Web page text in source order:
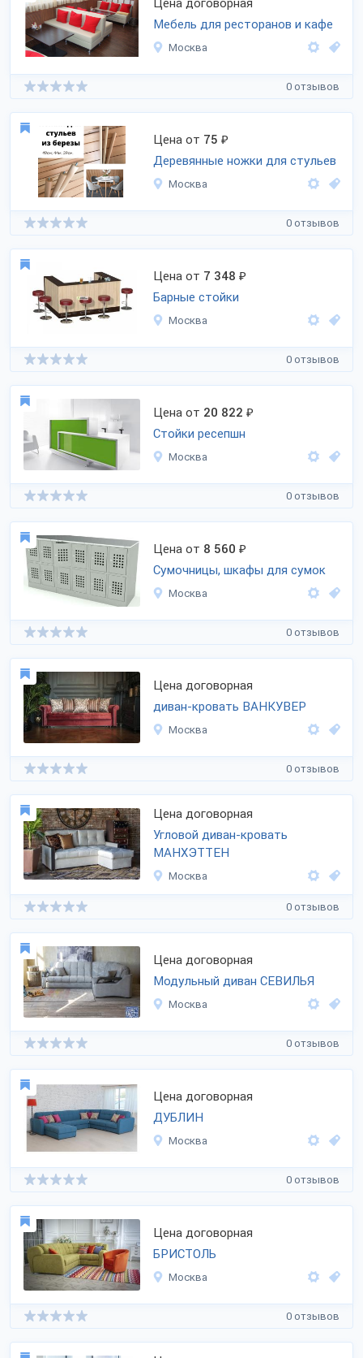
Цена договорная
Мебель для ресторанов и кафе
Москва
0 отзывов
Цена от 75 ₽
Деревянные ножки для стульев
Москва
0 отзывов
Цена от 7 348 ₽
Барные стойки
Москва
0 отзывов
Цена от 20 822 ₽
Стойки ресепшн
Москва
0 отзывов
Цена от 8 560 ₽
Сумочницы, шкафы для сумок
Москва
0 отзывов
Цена договорная
диван-кровать ВАНКУВЕР
Москва
0 отзывов
Цена договорная
Угловой диван-кровать
МАНХЭТТЕН
Москва
0 отзывов
Цена договорная
Модульный диван СЕВИЛЬЯ
Москва
0 отзывов
Цена договорная
ДУБЛИН
Москва
0 отзывов
Цена договорная
БРИСТОЛЬ
Москва
0 отзывов